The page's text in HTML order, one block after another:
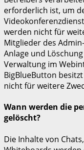
erforderlich ist, um
werden nicht für
Mitglieder des
Anlage und
Verwaltung im
BigBlueButton
nicht für weitere
Wann werden die
gelöscht?
Die Inhalte von